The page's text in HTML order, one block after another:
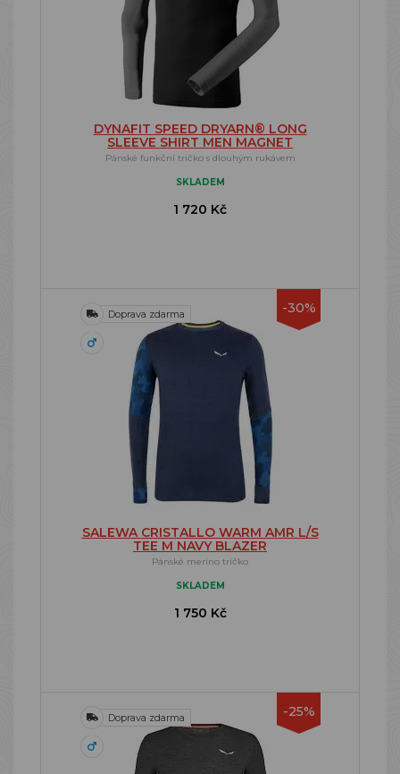
DYNAFIT SPEED DRYARN® LONG
SLEEVE SHIRT MEN MAGNET
Pánské funkční tričko s dlouhým rukávem
SKLADEM
1 720 Kč
-30%
Doprava zdarma
SALEWA CRISTALLO WARM AMR L/S
TEE M NAVY BLAZER
Pánské merino tričko
SKLADEM
1 750 Kč
-25%
Doprava zdarma